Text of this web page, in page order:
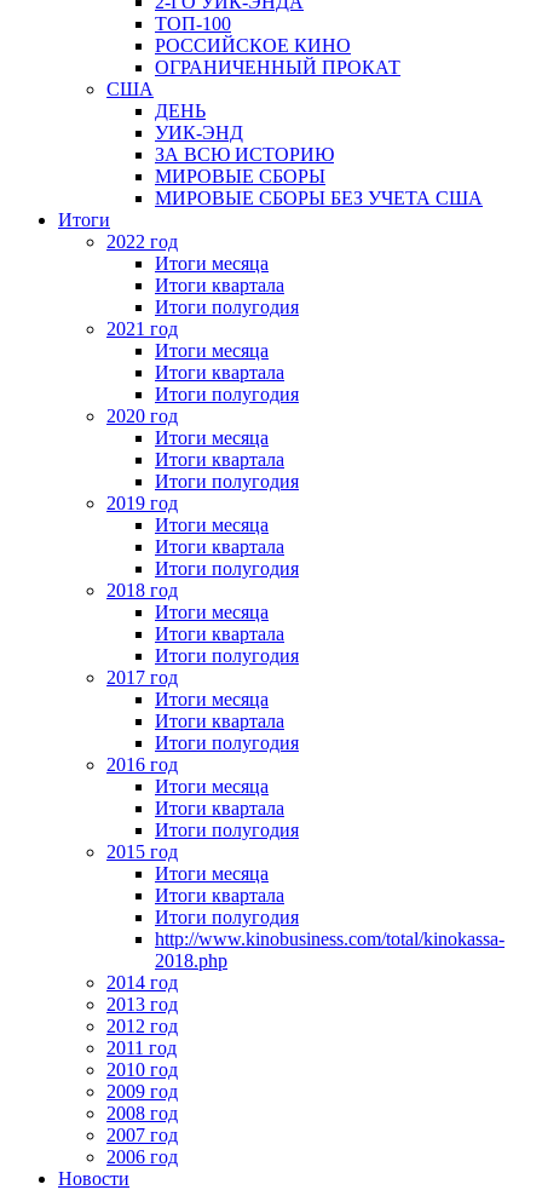
ТОП-100
РОССИЙСКОЕ КИНО
ОГРАНИЧЕННЫЙ ПРОКАТ
США
ДЕНЬ
УИК-ЭНД
ЗА ВСЮ ИСТОРИЮ
МИРОВЫЕ СБОРЫ
МИРОВЫЕ СБОРЫ БЕЗ УЧЕТА США
Итоги
2022 год
Итоги месяца
Итоги квартала
Итоги полугодия
2021 год
Итоги месяца
Итоги квартала
Итоги полугодия
2020 год
Итоги месяца
Итоги квартала
Итоги полугодия
2019 год
Итоги месяца
Итоги квартала
Итоги полугодия
2018 год
Итоги месяца
Итоги квартала
Итоги полугодия
2017 год
Итоги месяца
Итоги квартала
Итоги полугодия
2016 год
Итоги месяца
Итоги квартала
Итоги полугодия
2015 год
Итоги месяца
Итоги квартала
Итоги полугодия
http://www.kinobusiness.com/total/kinokassa-
2018.php
2014 год
2013 год
2012 год
2011 год
2010 год
2009 год
2008 год
2007 год
2006 год
Новости